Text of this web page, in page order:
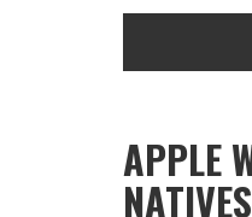
APPLE
NATIVES